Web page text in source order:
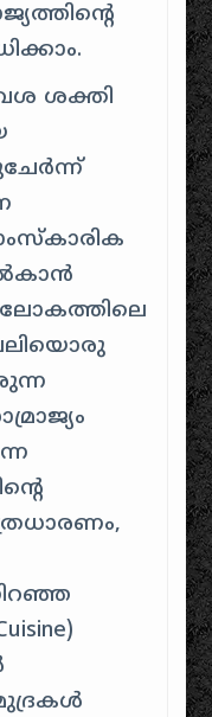
ശക്തി
ലോകത്തിലെ